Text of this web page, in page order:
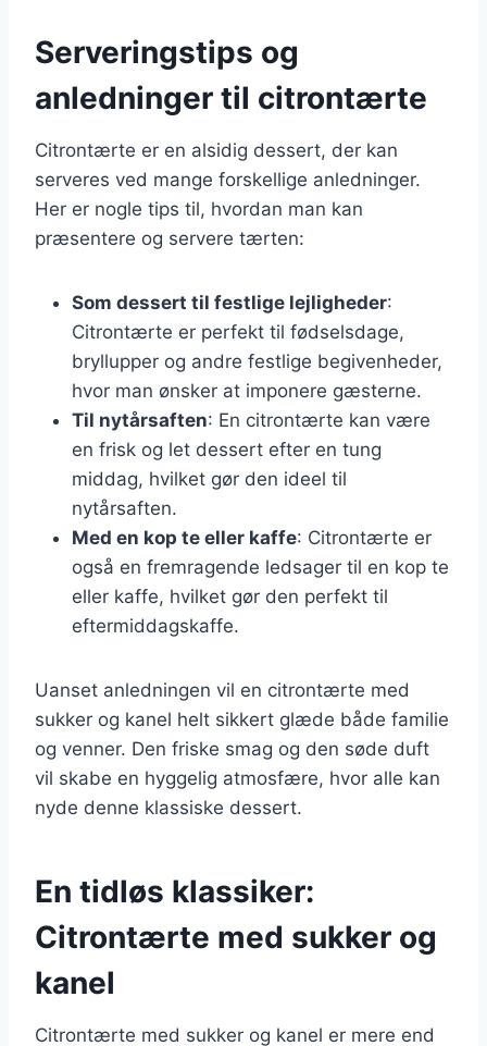
Serveringstips og
anledninger til citrontærte
Citrontærte er en alsidig dessert, der kan
serveres ved mange forskellige anledninger.
Her er nogle tips til, hvordan man kan
præsentere og servere tærten:
Som dessert til festlige lejligheder:
Citrontærte er perfekt til fødselsdage,
bryllupper og andre festlige begivenheder,
hvor man ønsker at imponere gæsterne.
Til nytårsaften: En citrontærte kan være
en frisk og let dessert efter en tung
middag, hvilket gør den ideel til
nytårsaften.
Med en kop te eller kaffe: Citrontærte er
også en fremragende ledsager til en kop te
eller kaffe, hvilket gør den perfekt til
eftermiddagskaffe.
Uanset anledningen vil en citrontærte med
sukker og kanel helt sikkert glæde både familie
og venner. Den friske smag og den søde duft
vil skabe en hyggelig atmosfære, hvor alle kan
nyde denne klassiske dessert.
En tidløs klassiker:
Citrontærte med sukker og
kanel
Citrontærte med sukker og kanel er mere end